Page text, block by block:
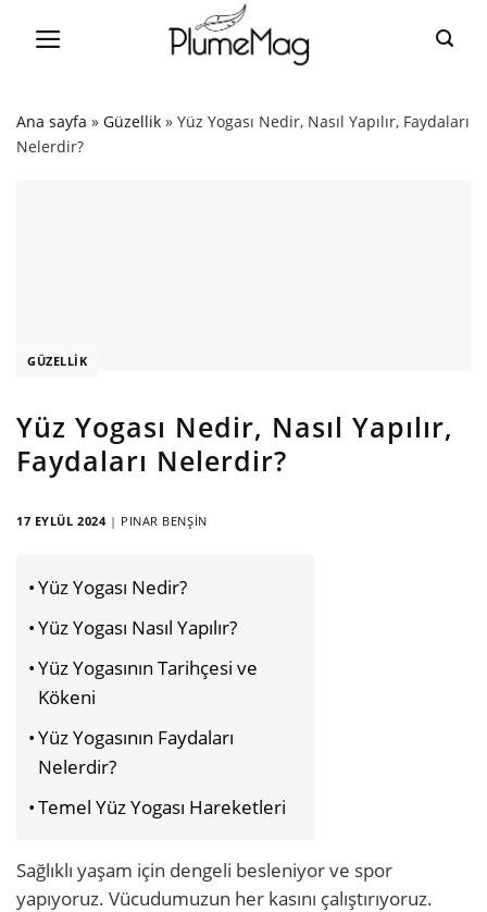
Ana sayfa » Güzellik » Yüz Yogası Nedir, Nasıl Yapılır, Faydaları
Nelerdir?
GÜZELLIK
Yüz Yogası Nedir, Nasıl Yapılır,
Faydaları Nelerdir?
17 EYLÜL 2024| PINAR BENŞIN
Yüz Yogası Nedir?
Yüz Yogası Nasıl Yapılır?
Yüz Yogasının Tarihçesi ve
Kökeni
Yüz Yogasının Faydaları
Nelerdir?
Temel Yüz Yogası Hareketleri
Sağlıklı yaşam için dengeli besleniyor ve spor
yapıyoruz. Vücudumuzun her kasını çalıştırıyoruz.